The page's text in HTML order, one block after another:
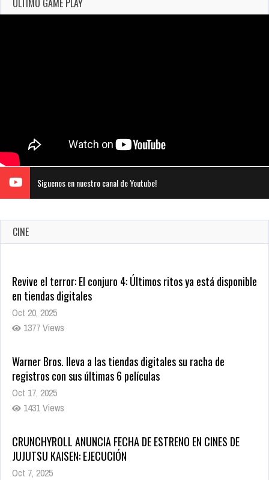
ULTIMO GAME PLAY
Siguenos en nuestro canal de Youtube!
CINE
Revive el terror: El conjuro 4: Últimos ritos ya está disponible
en tiendas digitales
Oct 20, 2025
1377 Views
Warner Bros. lleva a las tiendas digitales su racha de
registros con sus últimas 6 películas
Oct 17, 2025
1431 Views
CRUNCHYROLL ANUNCIA FECHA DE ESTRENO EN CINES DE
JUJUTSU KAISEN: EJECUCIÓN
Oct 7, 2025